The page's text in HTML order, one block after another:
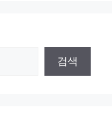
검색